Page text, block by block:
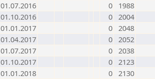
0
1988
0 2004
0 2048
0 2052
0 2038
0 2123
0 2130